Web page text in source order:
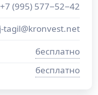
+7 (995) 577−52−42
tagil@kronvest.net
бесплатно
бесплатно